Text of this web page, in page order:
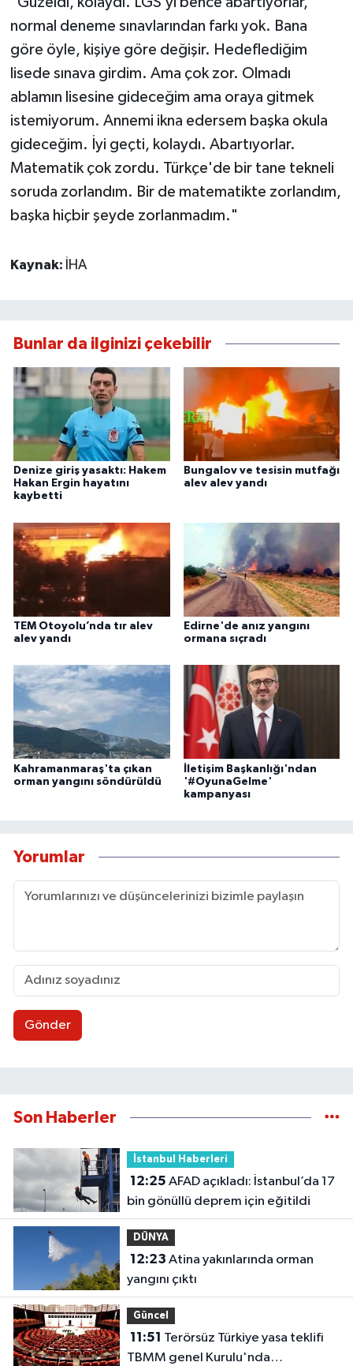
normal deneme sınavlarından farkı yok. Bana
göre öyle, kişiye göre değişir. Hedeflediğim
lisede sınava girdim. Ama çok zor. Olmadı
ablamın lisesine gideceğim ama oraya gitmek
istemiyorum. Annemi ikna edersem başka okula
gideceğim. İyi geçti, kolaydı. Abartıyorlar.
Matematik çok zordu. Türkçe'de bir tane tekneli
soruda zorlandım. Bir de matematikte zorlandım,
başka hiçbir şeyde zorlanmadım."
Kaynak: İHA
Bunlar da ilginizi çekebilir
Denize giriş yasaktı: Hakem
Hakan Ergin hayatını
kaybetti
Bungalov ve tesisin mutfağı
alev alev yandı
TEM Otoyolu’nda tır alev
alev yandı
Edirne'de anız yangını
ormana sıçradı
Kahramanmaraş'ta çıkan
orman yangını söndürüldü
İletişim Başkanlığı'ndan
'#OyunaGelme'
kampanyası
Yorumlar
Gönder
Son Haberler
İstanbul Haberleri
12:25
bin gönüllü deprem için eğitildi
DÜNYA
12:23
yangını çıktı
Güncel
11:51
TBMM genel Kurulu'nda